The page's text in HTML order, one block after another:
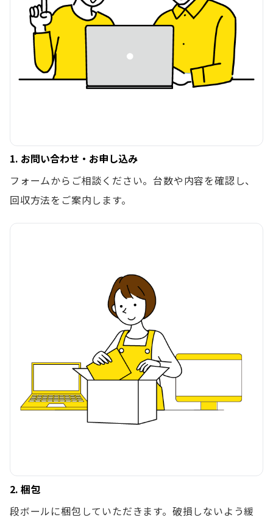
1. お問い合わせ・お申し込み
フォームからご相談ください。台数や内容を確認し、
回収方法をご案内します。
2. 梱包
段ボールに梱包していただきます。破損しないよう緩